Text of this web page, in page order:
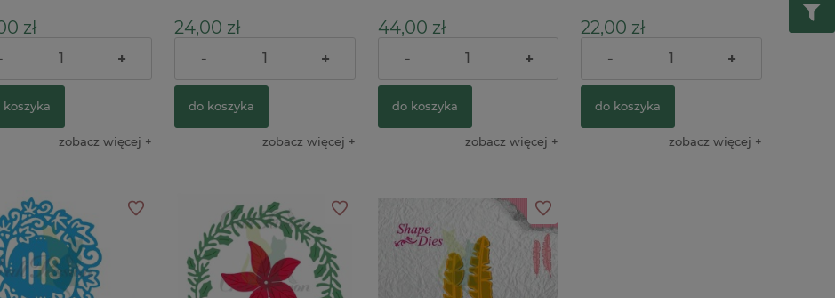
zł
+
koszyka
zobacz więcej
24,00 zł
Cena regularna: 31,00 zł
- +
do koszyka
zobacz więcej
44,00 zł
- +
do koszyka
zobacz więcej
22,00 zł
Cena regularna: 31,00 zł
- +
do koszyka
zobacz więcej